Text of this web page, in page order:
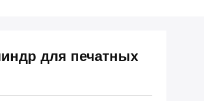
для печатных